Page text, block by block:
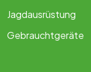
Jagdausrüstung
Gebrauchtgeräte